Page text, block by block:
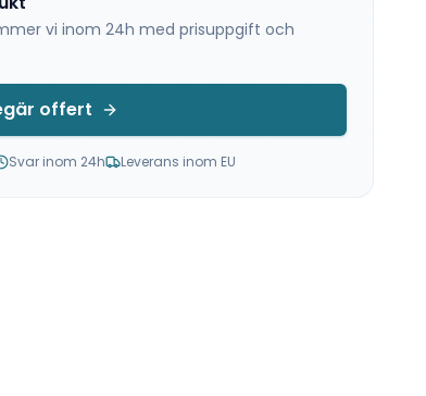
vi inom 24h med prisuppgift och
offert
Svar inom 24h Leverans inom EU